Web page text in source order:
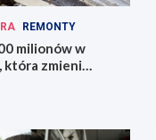
REMONTY
milionów w
która zmieni